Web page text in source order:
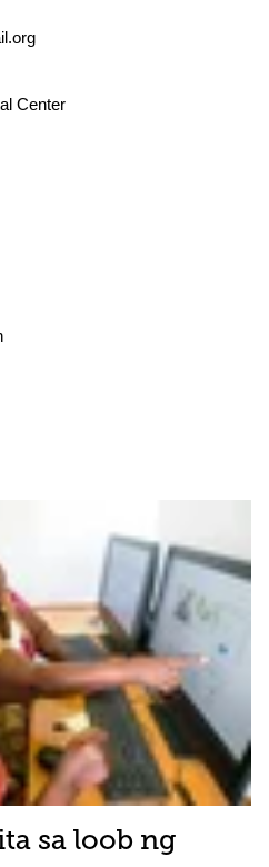
Center
sa loob ng